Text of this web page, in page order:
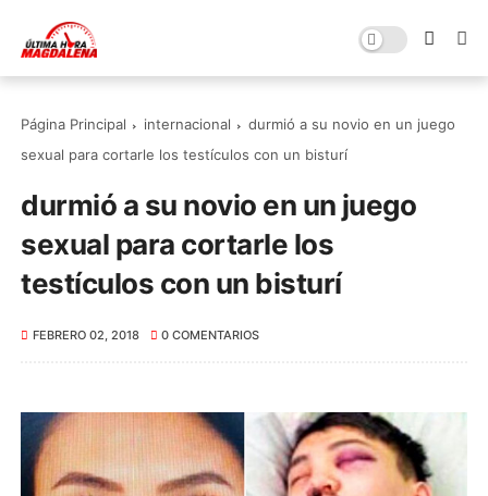
Página Principal internacional
durmió a su novio en un juego
sexual para cortarle los testículos con un bisturí
durmió a su novio en un juego
sexual para cortarle los
testículos con un bisturí
FEBRERO 02, 2018 0 COMENTARIOS